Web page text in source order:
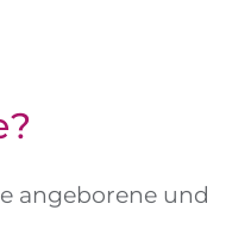
angeborene und